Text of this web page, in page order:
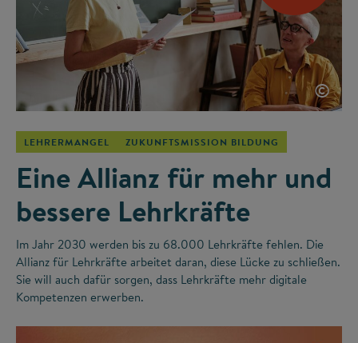
©
LEHRERMANGEL ZUKUNFTSMISSION BILDUNG
Eine Allianz für mehr und
bessere Lehrkräfte
Im Jahr 2030 werden bis zu 68.000 Lehrkräfte fehlen. Die
Allianz für Lehrkräfte arbeitet daran, diese Lücke zu schließen.
Sie will auch dafür sorgen, dass Lehrkräfte mehr digitale
Kompetenzen erwerben.